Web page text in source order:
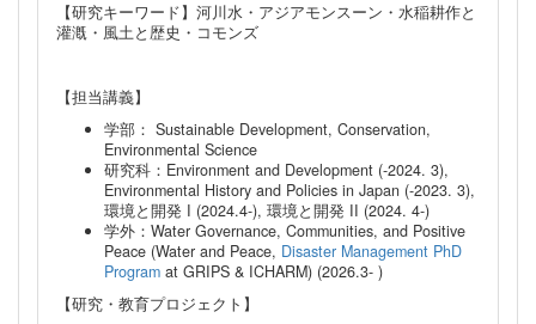
【研究キーワード】河川水・アジアモンスーン・水稲耕作と
灌漑・風土と歴史・コモンズ
【担当講義】
学部： Sustainable Development, Conservation,
Environmental Science
研究科：Environment and Development (-2024. 3),
Environmental History and Policies in Japan (-2023. 3),
環境と開発 I (2024.4-), 環境と開発 II (2024. 4-)
学外：Water Governance, Communities, and Positive
Peace (Water and Peace, Disaster Management PhD
Program at GRIPS & ICHARM) (2026.3- )
【研究・教育プロジェクト】